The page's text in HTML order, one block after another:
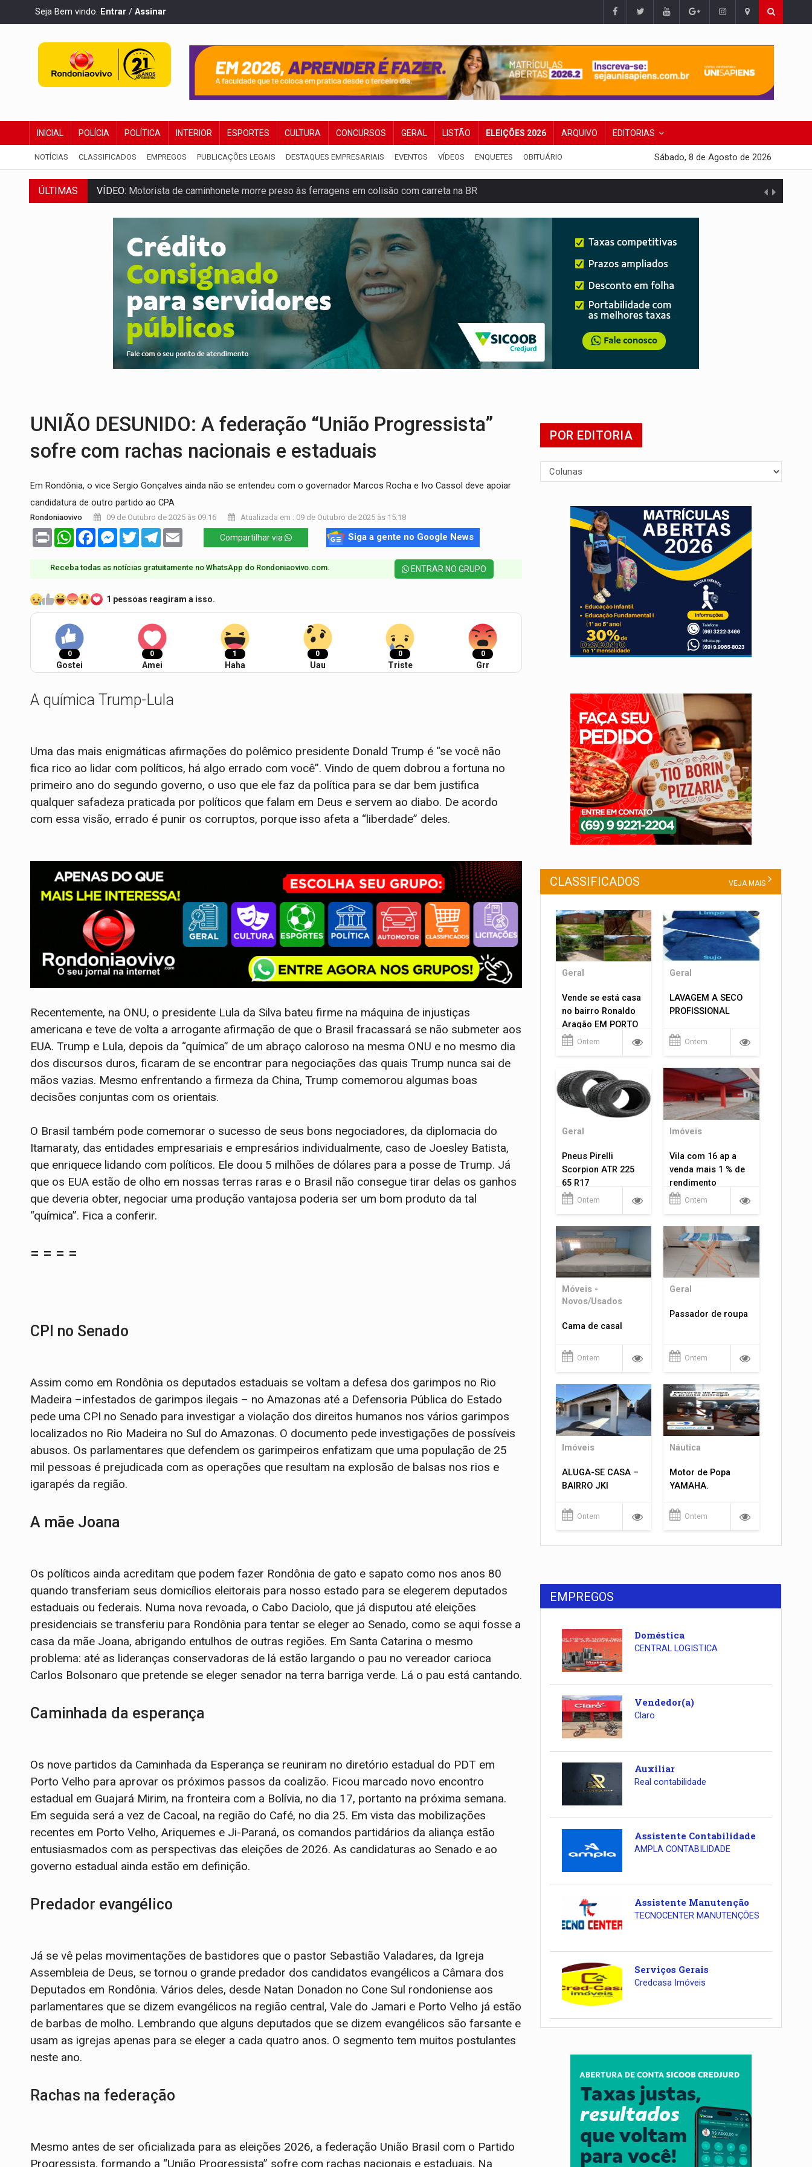
Seja Bem vindo. Entrar / Assinar
INICIAL POLÍCIA POLÍTICA INTERIOR ESPORTES CULTURA CONCURSOS GERAL LISTÃO ELEIÇÕES 2026 ARQUIVO EDITORIAS
NOTÍCIAS CLASSIFICADOS EMPREGOS PUBLICAÇÕES LEGAIS DESTAQUES EMPRESARIAIS EVENTOS VÍDEOS ENQUETES OBITUÁRIO Sábado, 8 de Agosto de 2026
ÚLTIMAS VÍDEO: Motorista de caminhonete morre preso às ferragens em colisão com carreta na BR
LAZER:Seis lugares gratuitos para aproveitar o fim de semana em Porto Velho
FTICCO e Força Tática prendem membro do CV com arma e drogas em boca de fumo
INCLUSÃO: Prefeitura fortalece parceria com a APAE para ampliar ações voltadas a PCD's
Exército testa inovações no combate a drones durante exercício antiaéreo
TEMAS SOCIOAMBIENTAIS:Em Itapuã do Oeste, CINEMAZÔNIA leva cinema amazônico a estudantes na escola
PREVISÃO:Interior de Rondônia terá sábado (8) de calor intenso e tempo firme
INFRAESTRUTURA:Após quase 30 anos de espera, asfalto chega ao bairro Nova Esperança
UNIÃO DESUNIDO: A federação “União Progressista”
sofre com rachas nacionais e estaduais
Em Rondônia, o vice Sergio Gonçalves ainda não se entendeu com o governador Marcos Rocha e Ivo Cassol deve apoiar
candidatura de outro partido ao CPA
Rondoniaovivo 09 de Outubro de 2025 às 09:16 Atualizada em : 09 de Outubro de 2025 às 15:18
Print WhatsAppFacebookMessenger
TwitterTelegram Compartilhar via Siga a gente no Google News
Receba todas as notícias gratuitamente no WhatsApp do Rondoniaovivo.com.​ ENTRAR NO GRUPO
1 pessoas reagiram a isso.
0
Gostei
0
Amei
1
Haha
0
Uau
0
Triste
0
Grr
A química Trump-Lula
Uma das mais enigmáticas afirmações do polêmico presidente Donald Trump é “se você não
fica rico ao lidar com políticos, há algo errado com você”. Vindo de quem dobrou a fortuna no
primeiro ano do segundo governo, o uso que ele faz da política para se dar bem justifica
qualquer safadeza praticada por políticos que falam em Deus e servem ao diabo. De acordo
com essa visão, errado é punir os corruptos, porque isso afeta a “liberdade” deles.
Recentemente, na ONU, o presidente Lula da Silva bateu firme na máquina de injustiças
americana e teve de volta a arrogante afirmação de que o Brasil fracassará se não submeter aos
EUA. Trump e Lula, depois da “química” de um abraço caloroso na mesma ONU e no mesmo dia
dos discursos duros, ficaram de se encontrar para negociações das quais Trump nunca sai de
mãos vazias. Mesmo enfrentando a firmeza da China, Trump comemorou algumas boas
decisões conjuntas com os orientais.
O Brasil também pode comemorar o sucesso de seus bons negociadores, da diplomacia do
Itamaraty, das entidades empresariais e empresários individualmente, caso de Joesley Batista,
que enriquece lidando com políticos. Ele doou 5 milhões de dólares para a posse de Trump. Já
que os EUA estão de olho em nossas terras raras e o Brasil não consegue tirar delas os ganhos
que deveria obter, negociar uma produção vantajosa poderia ser um bom produto da tal
“química”. Fica a conferir.
= = = =
CPI no Senado
Assim como em Rondônia os deputados estaduais se voltam a defesa dos garimpos no Rio
Madeira –infestados de garimpos ilegais – no Amazonas até a Defensoria Pública do Estado
pede uma CPI no Senado para investigar a violação dos direitos humanos nos vários garimpos
localizados no Rio Madeira no Sul do Amazonas. O documento pede investigações de possíveis
abusos. Os parlamentares que defendem os garimpeiros enfatizam que uma população de 25
mil pessoas é prejudicada com as operações que resultam na explosão de balsas nos rios e
igarapés da região.
A mãe Joana
Os políticos ainda acreditam que podem fazer Rondônia de gato e sapato como nos anos 80
quando transferiam seus domicílios eleitorais para nosso estado para se elegerem deputados
estaduais ou federais. Numa nova revoada, o Cabo Daciolo, que já disputou até eleições
presidenciais se transferiu para Rondônia para tentar se eleger ao Senado, como se aqui fosse a
casa da mãe Joana, abrigando entulhos de outras regiões. Em Santa Catarina o mesmo
problema: até as lideranças conservadoras de lá estão largando o pau no vereador carioca
Carlos Bolsonaro que pretende se eleger senador na terra barriga verde. Lá o pau está cantando.
Caminhada da esperança
Os nove partidos da Caminhada da Esperança se reuniram no diretório estadual do PDT em
Porto Velho para aprovar os próximos passos da coalizão. Ficou marcado novo encontro
estadual em Guajará Mirim, na fronteira com a Bolívia, no dia 17, portanto na próxima semana.
Em seguida será a vez de Cacoal, na região do Café, no dia 25. Em vista das mobilizações
recentes em Porto Velho, Ariquemes e Ji-Paraná, os comandos partidários da aliança estão
entusiasmados com as perspectivas das eleições de 2026. As candidaturas ao Senado e ao
governo estadual ainda estão em definição.
Predador evangélico
Já se vê pelas movimentações de bastidores que o pastor Sebastião Valadares, da Igreja
Assembleia de Deus, se tornou o grande predador dos candidatos evangélicos a Câmara dos
Deputados em Rondônia. Vários deles, desde Natan Donadon no Cone Sul rondoniense aos
parlamentares que se dizem evangélicos na região central, Vale do Jamari e Porto Velho já estão
de barbas de molho. Lembrando que alguns deputados que se dizem evangélicos são farsante e
usam as igrejas apenas para se eleger a cada quatro anos. O segmento tem muitos postulantes
neste ano.
Rachas na federação
Mesmo antes de ser oficializada para as eleições 2026, a federação União Brasil com o Partido
Progressista. formando a “União Progressista” sofre com rachas nacionais e estaduais. Na
POR EDITORIA
CLASSIFICADOS VEJA MAIS
Geral
Vende se está casa
no bairro Ronaldo
Aragão EM PORTO
VELHO RO.
Ontem
Geral
LAVAGEM A SECO
PROFISSIONAL
Ontem
Geral
Pneus Pirelli
Scorpion ATR 225
65 R17
Ontem
Imóveis
Vila com 16 ap a
venda mais 1 % de
rendimento
Ontem
Móveis -
Novos/Usados
Cama de casal
Ontem
Geral
Passador de roupa
Ontem
Imóveis
ALUGA-SE CASA –
BAIRRO JKI
Ontem
Náutica
Motor de Popa
YAMAHA.
Ontem
EMPREGOS
Doméstica
CENTRAL LOGISTICA
Vendedor(a)
Claro
Auxiliar
Real contabilidade
Assistente Contabilidade
AMPLA CONTABILIDADE
Assistente Manutenção
TECNOCENTER MANUTENÇÕES
Serviços Gerais
Credcasa Imóveis